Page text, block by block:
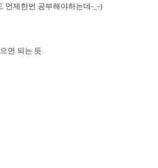
언제한번 공부해야하는데-_-)
면 되는 듯.